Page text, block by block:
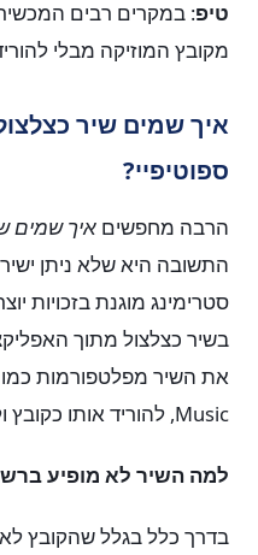
טיפ: במקרים רבים
מקובץ המוזיקה מבלי
איך שמים שיר
ספוטיפיי?
הרבה מחפשים איך שמים
התשובה היא שלא ניתן
סטרימינג מוגנת בזכויות
בשיר כצלצול מתוך
Music, להוריד אותו כקובץ ולהגדירו כצלצול.
למה השיר לא מופיע
בדרך כלל בגלל שהקובץ